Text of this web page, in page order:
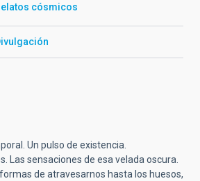
cósmicos
Un pulso de existencia.
Las sensaciones de esa velada oscura.
de atravesarnos hasta los huesos,